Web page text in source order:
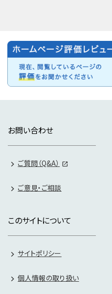
お問い合わせ
ご質問（Q&A）
ご意見・ご相談
このサイトについて
サイトポリシー
個人情報の取り扱い